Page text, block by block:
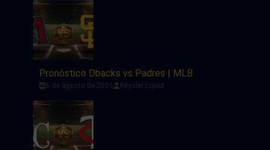
Pronóstico Dbacks vs Padres | MLB
6 de agosto de 2026 Keysler Lopez